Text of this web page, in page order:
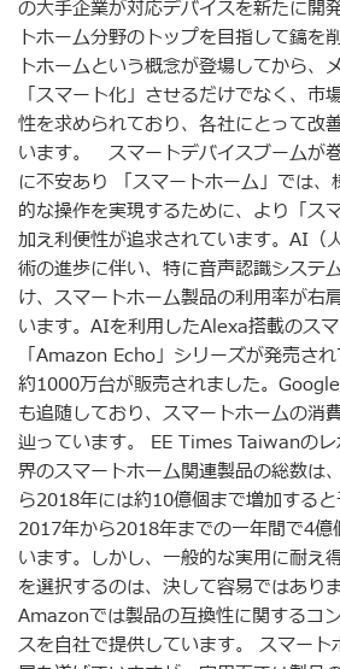
の大手企業が対応デバイスを新たに開
トホーム分野のトップを目指して鎬を
トホームという概念が登場してから、
「スマート化」させるだけでなく、市
性を求められており、各社にとって改
います。 スマートデバイスブームが
に不安あり 「スマートホーム」では
的な操作を実現するために、より「ス
加え利便性が追求されています。AI（
術の進歩に伴い、特に音声認識システ
け、スマートホーム製品の利用率が右
います。AIを利用したAlexa搭載のス
「Amazon Echo」シリーズが発売さ
約1000万台が販売されました。
も追随しており、スマートホームの消
辿っています。 EE Times Taiwanの
界のスマートホーム関連製品の総数は
ら2018年には約10億個まで増加すると
2017年から2018年までの一年間で4億
います。しかし、一般的な実用に耐え
を選択するのは、決して容易ではあり
Amazonでは製品の互換性に関するコ
スを自社で提供しています。 スマー